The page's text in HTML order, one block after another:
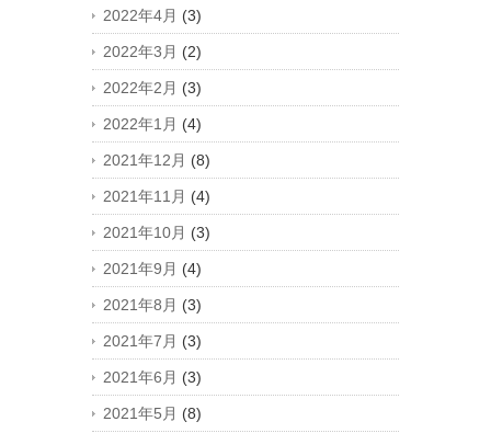
2022年4月 (3)
2022年3月 (2)
2022年2月 (3)
2022年1月 (4)
2021年12月 (8)
2021年11月 (4)
2021年10月 (3)
2021年9月 (4)
2021年8月 (3)
2021年7月 (3)
2021年6月 (3)
2021年5月 (8)